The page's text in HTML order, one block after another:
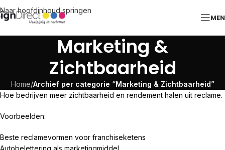
Naar hoofdinhoud springen
Marketing &
Zichtbaarheid
Home/Archief per categorie “Marketing & Zichtbaarheid”
Hoe bedrijven meer zichtbaarheid en rendement halen uit reclame.
Voorbeelden:
Beste reclamevormen voor franchiseketens
Autobelettering als marketingmiddel